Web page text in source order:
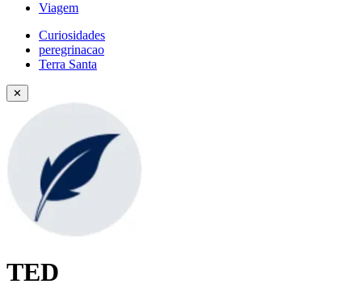
Viagem
Curiosidades
peregrinacao
Terra Santa
✕
TED